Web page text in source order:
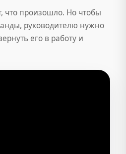
что произошло. Но чтобы
руководителю нужно
его в работу и